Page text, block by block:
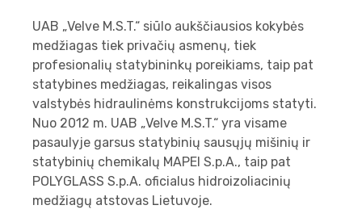
UAB „Velve M.S.T.“ siūlo aukščiausios kokybės
medžiagas tiek privačių asmenų, tiek
profesionalių statybininkų poreikiams, taip pat
statybines medžiagas, reikalingas visos
valstybės hidraulinėms konstrukcijoms statyti.
Nuo 2012 m. UAB „Velve M.S.T.“ yra visame
pasaulyje garsus statybinių sausųjų mišinių ir
statybinių chemikalų MAPEI S.p.A., taip pat
POLYGLASS S.p.A. oficialus hidroizoliacinių
medžiagų atstovas Lietuvoje.